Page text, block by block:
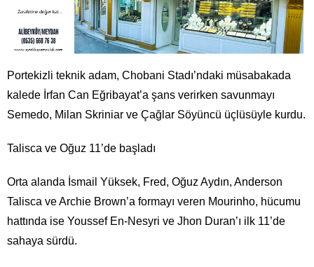
Portekizli teknik adam, Chobani Stadı’ndaki müsabakada
kalede İrfan Can Eğribayat’a şans verirken savunmayı
Semedo, Milan Skriniar ve Çağlar Söyüncü üçlüsüyle kurdu.
Talisca ve Oğuz 11’de başladı
Orta alanda İsmail Yüksek, Fred, Oğuz Aydın, Anderson
Talisca ve Archie Brown’a formayı veren Mourinho, hücumu
hattında ise Youssef En-Nesyri ve Jhon Duran’ı ilk 11’de
sahaya sürdü.